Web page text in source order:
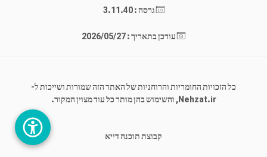
גרסה : 3.11.40
עודכן בתאריך : 2026/05/27
כל הזכויות החומריות והרוחניות של האתר הזה שמורות ושייכות ל-
Nehzat.ir, והשימוש בהן מותר כל עוד מצוין המקור.
קבוצת תוכנה דייא